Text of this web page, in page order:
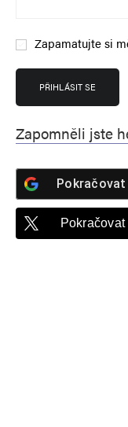
A
l
r
n
a
t
i
Zapamatujte si
PŘIHLÁSIT SE
Zapomněli jste
Pokračovat
Pokračovat